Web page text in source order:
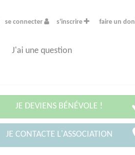
se connecter s'inscrire faire un don
J'ai une question
JE DEVIENS BÉNÉVOLE !
JE CONTACTE L'ASSOCIATION